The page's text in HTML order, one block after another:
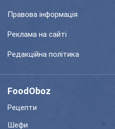
Правова інформація
Реклама на сайті
Редакційна політика
FoodOboz
Рецепти
Шефи